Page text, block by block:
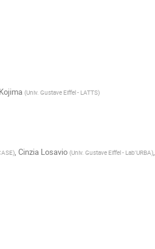
(Univ. Gustave Eiffel - LATTS)
), Cinzia Losavio (Univ. Gustave Eiffel - Lab'URBA),